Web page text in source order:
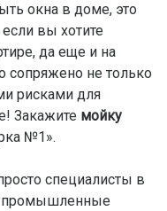
окна в доме, это
вы хотите
да еще и на
сопряжено не только
рисками для
Закажите мойку
№1».
специалисты в
промышленные